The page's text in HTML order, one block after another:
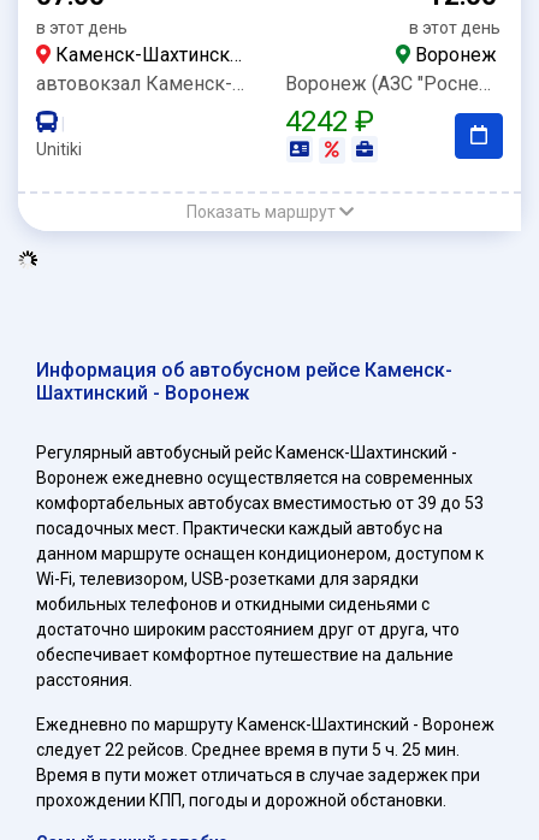
в этот день в этот день
Каменск-Шахтинский
Воронеж
автовокзал Каменск-Шахтинский
Воронеж (АЗС "Роснефть")
Unitiki
4242 ₽
Показать маршрут
Информация об автобусном рейсе Каменск-
Шахтинский - Воронеж
Регулярный автобусный рейс Каменск-Шахтинский -
Воронеж ежедневно осуществляется на современных
комфортабельных автобусах вместимостью от 39 до 53
посадочных мест. Практически каждый автобус на
данном маршруте оснащен кондиционером, доступом к
Wi-Fi, телевизором, USB-розетками для зарядки
мобильных телефонов и откидными сиденьями с
достаточно широким расстоянием друг от друга, что
обеспечивает комфортное путешествие на дальние
расстояния.
Ежедневно по маршруту Каменск-Шахтинский - Воронеж
следует 22 рейсов. Среднее время в пути 5 ч. 25 мин.
Время в пути может отличаться в случае задержек при
прохождении КПП, погоды и дорожной обстановки.